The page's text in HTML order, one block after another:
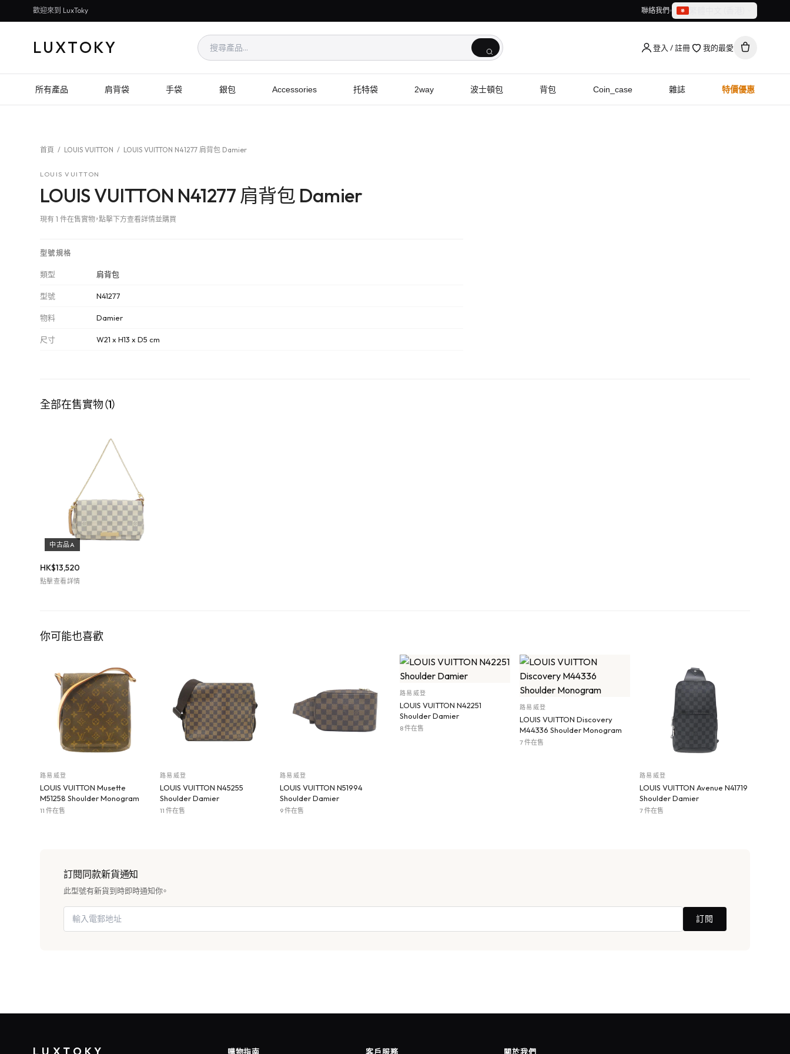
歡迎來到 LuxToky 聯絡我們
繁體中文（香港）
LUXTOKY 登入 / 註冊 我的最愛
所有產品 肩背袋 手袋 銀包 Accessories 托特袋 2way 波士頓包 背包 Coin_case 雜誌 特價優惠
首頁 / LOUIS VUITTON / LOUIS VUITTON N41277 肩背包 Damier
LOUIS VUITTON
LOUIS VUITTON N41277 肩背包 Damier
現有 1 件在售實物，點擊下方查看詳情並購買
型號規格
類型 肩背包
型號 N41277
物料 Damier
尺寸 W21 x H13 x D5 cm
全部在售實物（1）
中古品A
HK$13,520
點擊查看詳情
你可能也喜歡
路易威登
LOUIS VUITTON Musette
M51258 Shoulder Monogram
11 件在售
路易威登
LOUIS VUITTON N45255
Shoulder Damier
11 件在售
路易威登
LOUIS VUITTON N51994
Shoulder Damier
9 件在售
路易威登
LOUIS VUITTON N42251
Shoulder Damier
8 件在售
路易威登
LOUIS VUITTON Discovery
M44336 Shoulder Monogram
7 件在售
路易威登
LOUIS VUITTON Avenue N41719
Shoulder Damier
7 件在售
訂閱同款新貨通知
此型號有新貨到時即時通知你。
訂閱
購物指南 客戶服務 關於我們